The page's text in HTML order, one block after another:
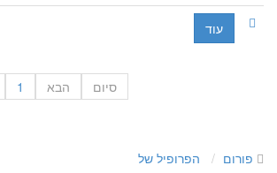
עוד
1 הבא
סיום
פורום הפרופיל של